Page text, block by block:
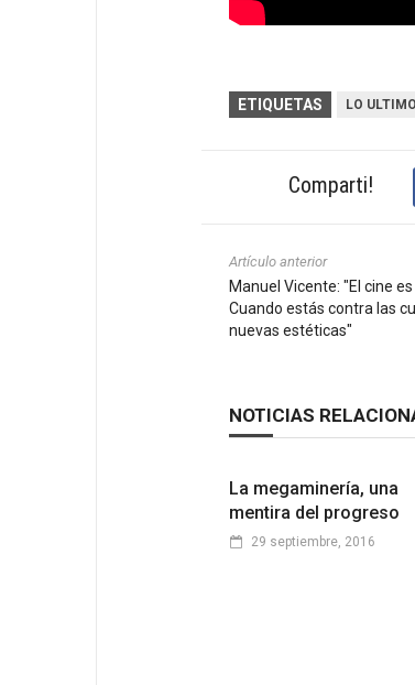
ETIQUETAS LO ULTIMO
Comparti!
Artículo anterior
Manuel Vicente: "El cine
Cuando estás contra las
nuevas estéticas"
NOTICIAS
La megaminería, una
mentira del progreso
29 septiembre, 2016